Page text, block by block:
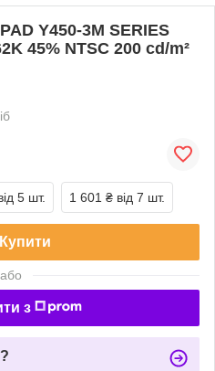
Y450-3M SERIES
45% NTSC 200 cd/m²
5 шт. 1 601 ₴ від 7 шт.
Купити
або
з